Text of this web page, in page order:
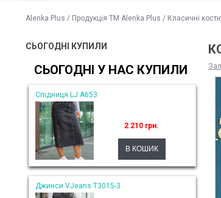
Alenka Plus / Продукція ТМ Alenka Plus / Класичні
СЬОГОДНІ КУПИЛИ
СЬОГОДНІ У НАС КУПИЛИ
Спідниця LJ A653
2 210 грн.
Джинси VJeans T3015-3